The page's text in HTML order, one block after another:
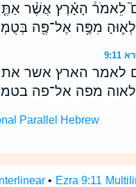
לֵאמֹר֒ הָאָ֗רֶץ אֲשֶׁ֨ר
מִפֶּ֥ה אֶל־פֶּ֖ה
לאמר הארץ אשר
מפה אל־פה
Parallel Hebrew
• Ezra 9:11